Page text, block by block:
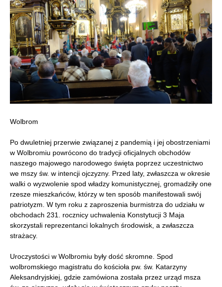
Wolbrom
Po dwuletniej przerwie związanej z pandemią i jej obostrzeniami
w Wolbromiu powrócono do tradycji oficjalnych obchodów
naszego majowego narodowego święta poprzez uczestnictwo
we mszy św. w intencji ojczyzny. Przed laty, zwłaszcza w okresie
walki o wyzwolenie spod władzy komunistycznej, gromadziły one
rzesze mieszkańców, którzy w ten sposób manifestowali swój
patriotyzm. W tym roku z zaproszenia burmistrza do udziału w
obchodach 231. rocznicy uchwalenia Konstytucji 3 Maja
skorzystali reprezentanci lokalnych środowisk, a zwłaszcza
strażacy.
Uroczystości w Wolbromiu były dość skromne. Spod
wolbromskiego magistratu do kościoła pw. św. Katarzyny
Aleksandryjskiej, gdzie zamówiona została przez urząd msza